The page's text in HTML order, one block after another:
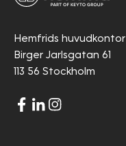
Hemfrids huvudkontor
Birger Jarlsgatan 61
113 56 Stockholm